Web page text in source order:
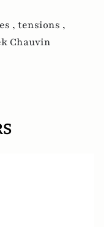
, tensions ,
Chauvin